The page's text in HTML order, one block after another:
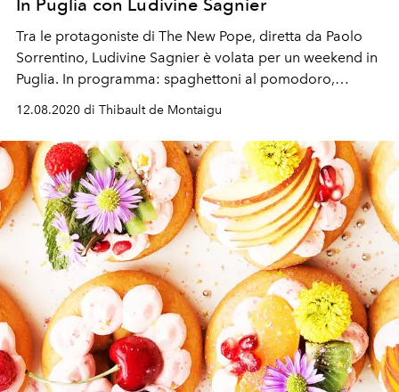
In Puglia con Ludivine Sagnier
Tra le protagoniste di The New Pope, diretta da Paolo
Sorrentino, Ludivine Sagnier è volata per un weekend in
Puglia. In programma: spaghettoni al pomodoro,
perdersi tra i trulli… e relax.
12.08.2020 di Thibault de Montaigu